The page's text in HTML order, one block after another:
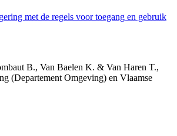
met de regels voor toegang en gebruik
B., Van Baelen K. & Van Haren T.,
(Departement Omgeving) en Vlaamse